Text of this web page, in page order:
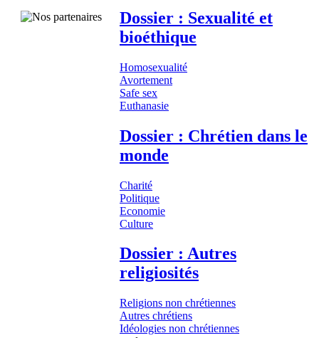
Dossier : Sexualité et
bioéthique
Homosexualité
Avortement
Safe sex
Euthanasie
Dossier : Chrétien dans le
monde
Charité
Politique
Economie
Culture
Dossier : Autres
religiosités
Religions non chrétiennes
Autres chrétiens
Idéologies non chrétiennes